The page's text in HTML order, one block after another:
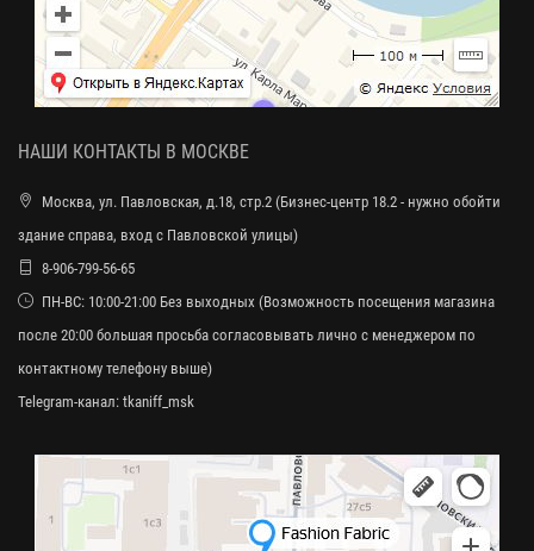
НАШИ КОНТАКТЫ В МОСКВЕ
Москва, ул. Павловская, д.18, стр.2 (Бизнес-центр 18.2 - нужно обойти
здание справа, вход с Павловской улицы)
8-906-799-56-65
ПН-ВС: 10:00-21:00 Без выходных (Возможность посещения магазина
после 20:00 большая просьба согласовывать лично с менеджером по
контактному телефону выше)
Telegram-канал: tkaniff_msk